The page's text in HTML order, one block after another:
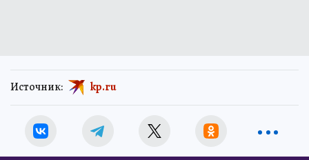
Источник: kp.ru